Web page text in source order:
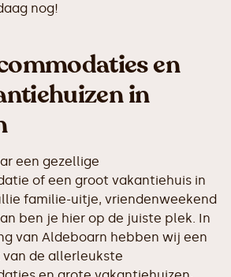
nog!
en
in
een gezellige
of een groot vakantiehuis in
familie-uitje, vriendenweekend
ben je hier op de juiste plek. In
van Aldeboarn hebben wij een
de allerleukste